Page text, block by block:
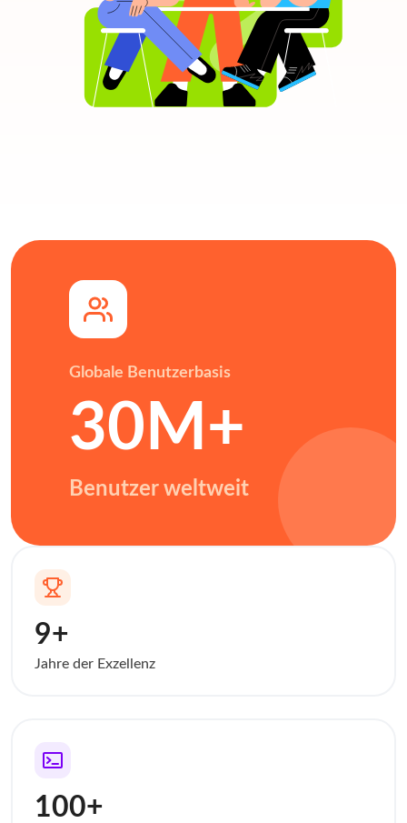
Globale Benutzerbasis
30M+
Benutzer weltweit
9+
Jahre der Exzellenz
100+